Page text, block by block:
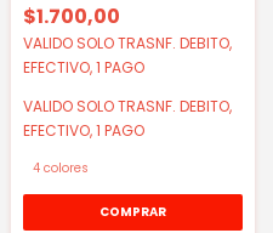
$1.700,00
VALIDO SOLO TRASNF. DEBITO,
EFECTIVO, 1 PAGO
VALIDO SOLO TRASNF. DEBITO,
EFECTIVO, 1 PAGO
4 colores
COMPRAR